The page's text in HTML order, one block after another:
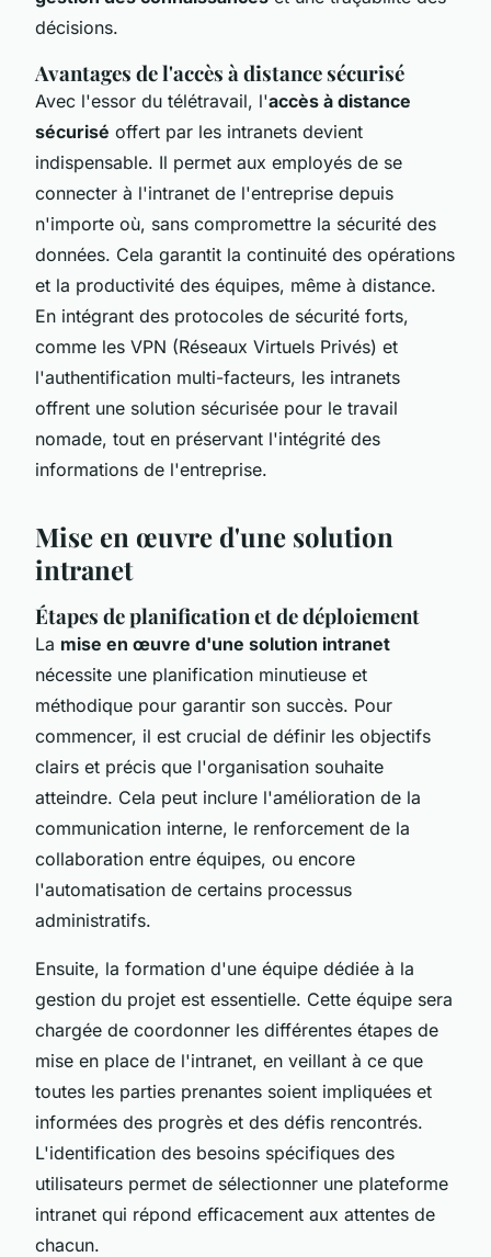
décisions.
Avantages de l'accès à distance sécurisé
Avec l'essor du télétravail, l'accès à distance
sécurisé offert par les intranets devient
indispensable. Il permet aux employés de se
connecter à l'intranet de l'entreprise depuis
n'importe où, sans compromettre la sécurité des
données. Cela garantit la continuité des opérations
et la productivité des équipes, même à distance.
En intégrant des protocoles de sécurité forts,
comme les VPN (Réseaux Virtuels Privés) et
l'authentification multi-facteurs, les intranets
offrent une solution sécurisée pour le travail
nomade, tout en préservant l'intégrité des
informations de l'entreprise.
Mise en œuvre d'une solution
intranet
Étapes de planification et de déploiement
La mise en œuvre d'une solution intranet
nécessite une planification minutieuse et
méthodique pour garantir son succès. Pour
commencer, il est crucial de définir les objectifs
clairs et précis que l'organisation souhaite
atteindre. Cela peut inclure l'amélioration de la
communication interne, le renforcement de la
collaboration entre équipes, ou encore
l'automatisation de certains processus
administratifs.
Ensuite, la formation d'une équipe dédiée à la
gestion du projet est essentielle. Cette équipe sera
chargée de coordonner les différentes étapes de
mise en place de l'intranet, en veillant à ce que
toutes les parties prenantes soient impliquées et
informées des progrès et des défis rencontrés.
L'identification des besoins spécifiques des
utilisateurs permet de sélectionner une plateforme
intranet qui répond efficacement aux attentes de
chacun.